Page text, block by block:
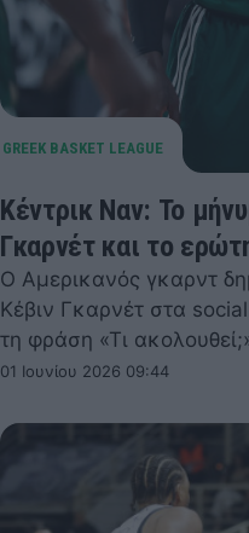
Κέντρικ Ναν: Το
Γκαρνέτ και το
Ο Αμερικανός γκαρντ
Κέβιν Γκαρνέτ στα
τη φράση «Τι
01 Ιουνίου 2026 09:44